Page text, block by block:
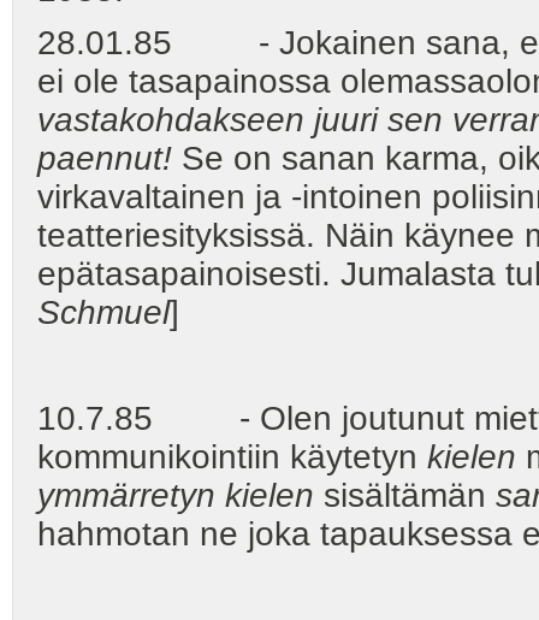
28.01.85 - Jokainen sana,
ei ole tasapainossa
vastakohdakseen juuri sen
paennut! Se on sanan karma,
virkavaltainen ja -intoinen
teatteriesityksissä. Näin käynee
epätasapainoisesti. Jumalasta
Schmuel]
10.7.85 - Olen joutunut
kommunikointiin käytetyn kielen
ymmärretyn kielen sisältämän
hahmotan ne joka tapauksessa